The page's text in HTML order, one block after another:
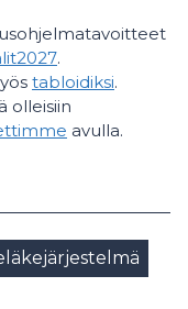
.
tabloidiksi.
olleisiin
avulla.